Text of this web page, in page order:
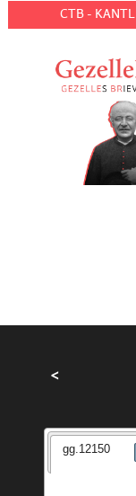
CTB - KANTL
<
gg.12150